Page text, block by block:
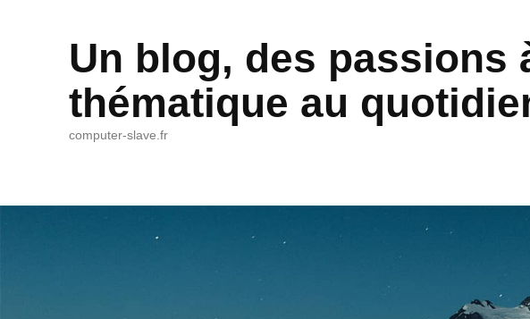
Un blog, des passions
thématique au
computer-slave.fr